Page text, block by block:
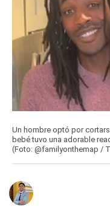
Un hombre optó por
bebé tuvo una adorable
(Foto: @familyonthemap /